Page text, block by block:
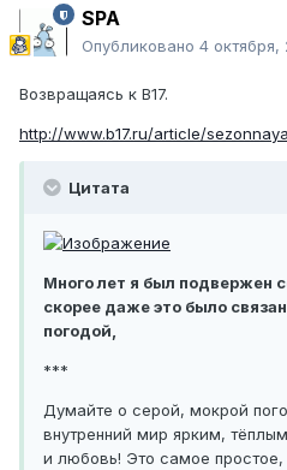
SPA
Опубликовано 4 октября,
Возвращаясь к В17.
http://www.b17.ru/article/
Цитата
Много лет я был подвержен
скорее даже это было
погодой,
***
Думайте о серой, мокрой
внутренний мир ярким,
и любовь! Это самое простое,